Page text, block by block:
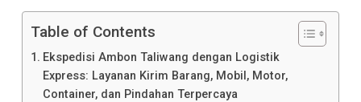
Table of Contents
Ekspedisi Ambon Taliwang dengan Logistik
Express: Layanan Kirim Barang, Mobil, Motor,
Container, dan Pindahan Terpercaya